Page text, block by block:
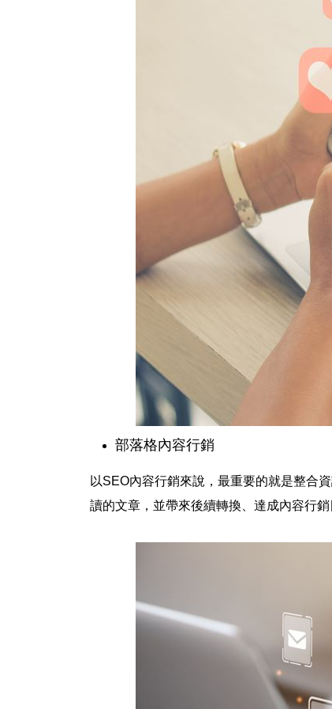
部落格內容行銷
以SEO內容行銷來說，最重要的就是整合
讀的文章，並帶來後續轉換、達成內容行銷